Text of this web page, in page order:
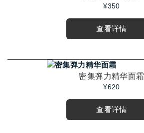
¥350
查看详情
密集弹力精华面霜
¥620
查看详情